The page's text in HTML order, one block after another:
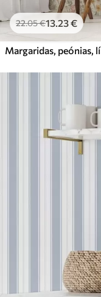
22.05€13.23€